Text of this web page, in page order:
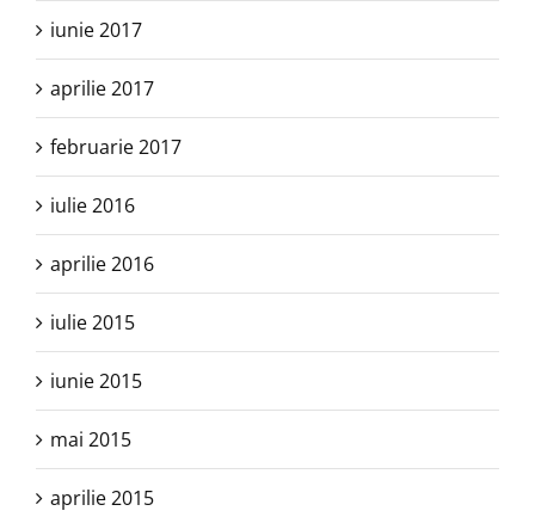
iunie 2017
aprilie 2017
februarie 2017
iulie 2016
aprilie 2016
iulie 2015
iunie 2015
mai 2015
aprilie 2015